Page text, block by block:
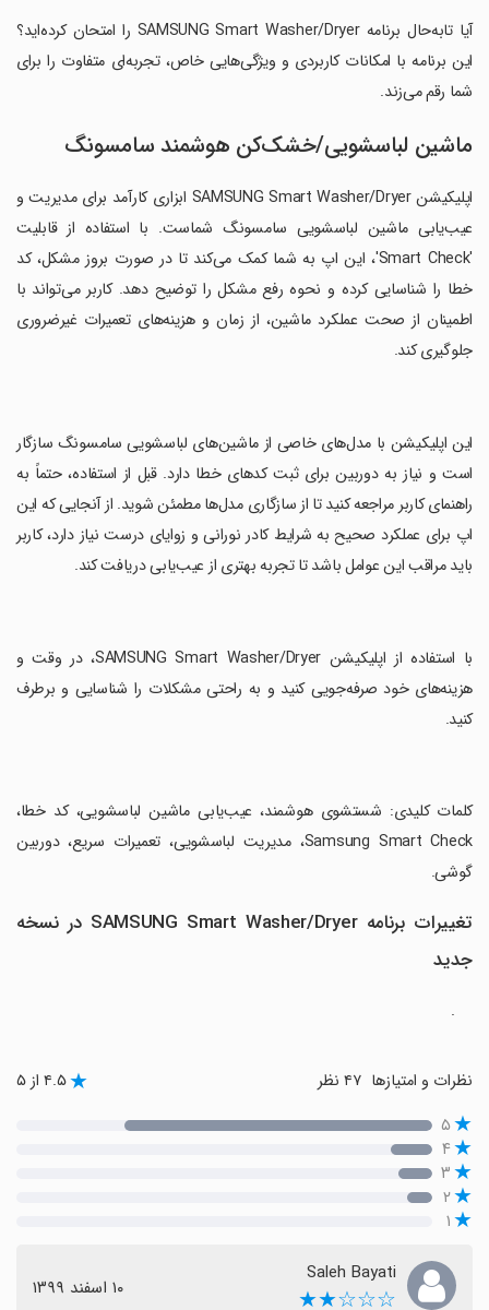
آیا تابه‌حال برنامه SAMSUNG Smart Washer/Dryer را امتحان کرده‌اید؟
این برنامه با امکانات کاربردی و ویژگی‌هایی خاص، تجربه‌ای متفاوت را برای
شما رقم می‌زند.
ماشین لباسشویی/خشک‌کن هوشمند سامسونگ
اپلیکیشن SAMSUNG Smart Washer/Dryer ابزاری کارآمد برای مدیریت و
عیب‌یابی ماشین لباسشویی سامسونگ شماست. با استفاده از قابلیت
'Smart Check'، این اپ به شما کمک می‌کند تا در صورت بروز مشکل، کد
خطا را شناسایی کرده و نحوه رفع مشکل را توضیح دهد. کاربر می‌تواند با
اطمینان از صحت عملکرد ماشین، از زمان و هزینه‌های تعمیرات غیرضروری
جلوگیری کند.
‏این اپلیکیشن با مدل‌های خاصی از ماشین‌های لباسشویی سامسونگ سازگار
است و نیاز به دوربین برای ثبت کدهای خطا دارد. قبل از استفاده، حتماً به
راهنمای کاربر مراجعه کنید تا از سازگاری مدل‌ها مطمئن شوید. از آنجایی که این
اپ برای عملکرد صحیح به شرایط کادر نورانی و زوایای درست نیاز دارد، کاربر
باید مراقب این عوامل باشد تا تجربه بهتری از عیب‌یابی دریافت کند.
‏با استفاده از اپلیکیشن SAMSUNG Smart Washer/Dryer، در وقت و
هزینه‌های خود صرفه‌جویی کنید و به راحتی مشکلات را شناسایی و برطرف
کنید.
‏کلمات کلیدی: شستشوی هوشمند، عیب‌یابی ماشین لباسشویی، کد خطا،
Samsung Smart Check، مدیریت لباسشویی، تعمیرات سریع، دوربین
گوشی.
تغییرات برنامه SAMSUNG Smart Washer/Dryer در نسخه
جدید
.
نظرات و امتیازها ۴.۵ از ۵
۵
۴
۳
۲
۱
Saleh Bayati
☆☆☆★★ ١٠ اسفند ١٣٩٩